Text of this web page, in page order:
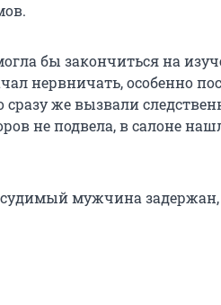
бы закончиться на
нервничать, особенно
сразу же вызвали
не подвела, в салоне
мужчина задержан,